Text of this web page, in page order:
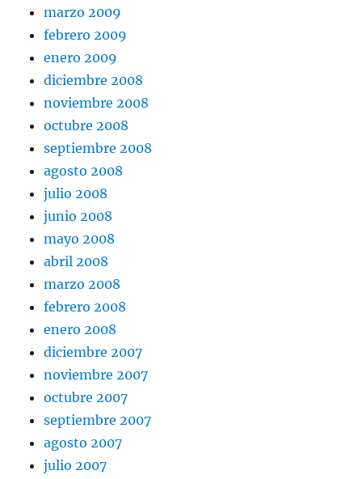
marzo 2009
febrero 2009
enero 2009
diciembre 2008
noviembre 2008
octubre 2008
septiembre 2008
agosto 2008
julio 2008
junio 2008
mayo 2008
abril 2008
marzo 2008
febrero 2008
enero 2008
diciembre 2007
noviembre 2007
octubre 2007
septiembre 2007
agosto 2007
julio 2007